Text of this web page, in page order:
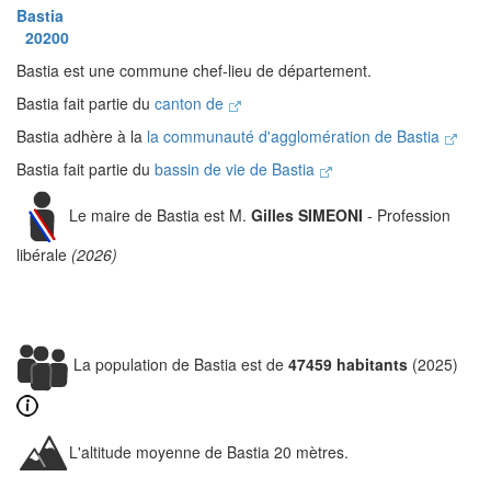
Bastia
20200
Bastia est une commune chef-lieu de département.
Bastia fait partie du canton de
Bastia adhère à la la communauté d'agglomération de Bastia
Bastia fait partie du bassin de vie de Bastia
Le maire de Bastia est M. Gilles SIMEONI - Profession
libérale (2026)
La population de Bastia est de 47459 habitants (2025)
L'altitude moyenne de Bastia 20 mètres.